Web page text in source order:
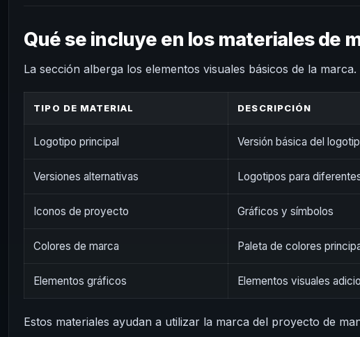
Qué se incluye en los materiales de
La sección alberga los elementos visuales básicos de la marca.
TIPO DE MATERIAL DESCRIPCIÓN
Logotipo principal Versión básica del
Versiones alternativas Logotipos para
Iconos de proyecto Gráficos y símbolos
Colores de marca Paleta de colores
Elementos gráficos Elementos visuales
Estos materiales ayudan a utilizar la marca del proyecto de